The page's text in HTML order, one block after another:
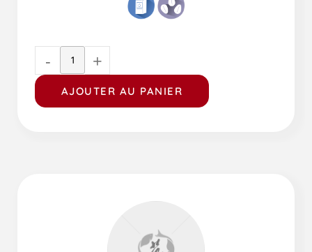
- +
AJOUTER AU PANIER